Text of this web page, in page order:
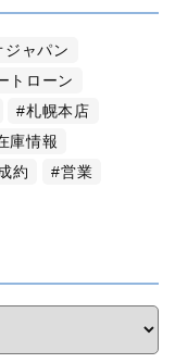
ジャパン
トローン
札幌本店
庫情報
約
営業